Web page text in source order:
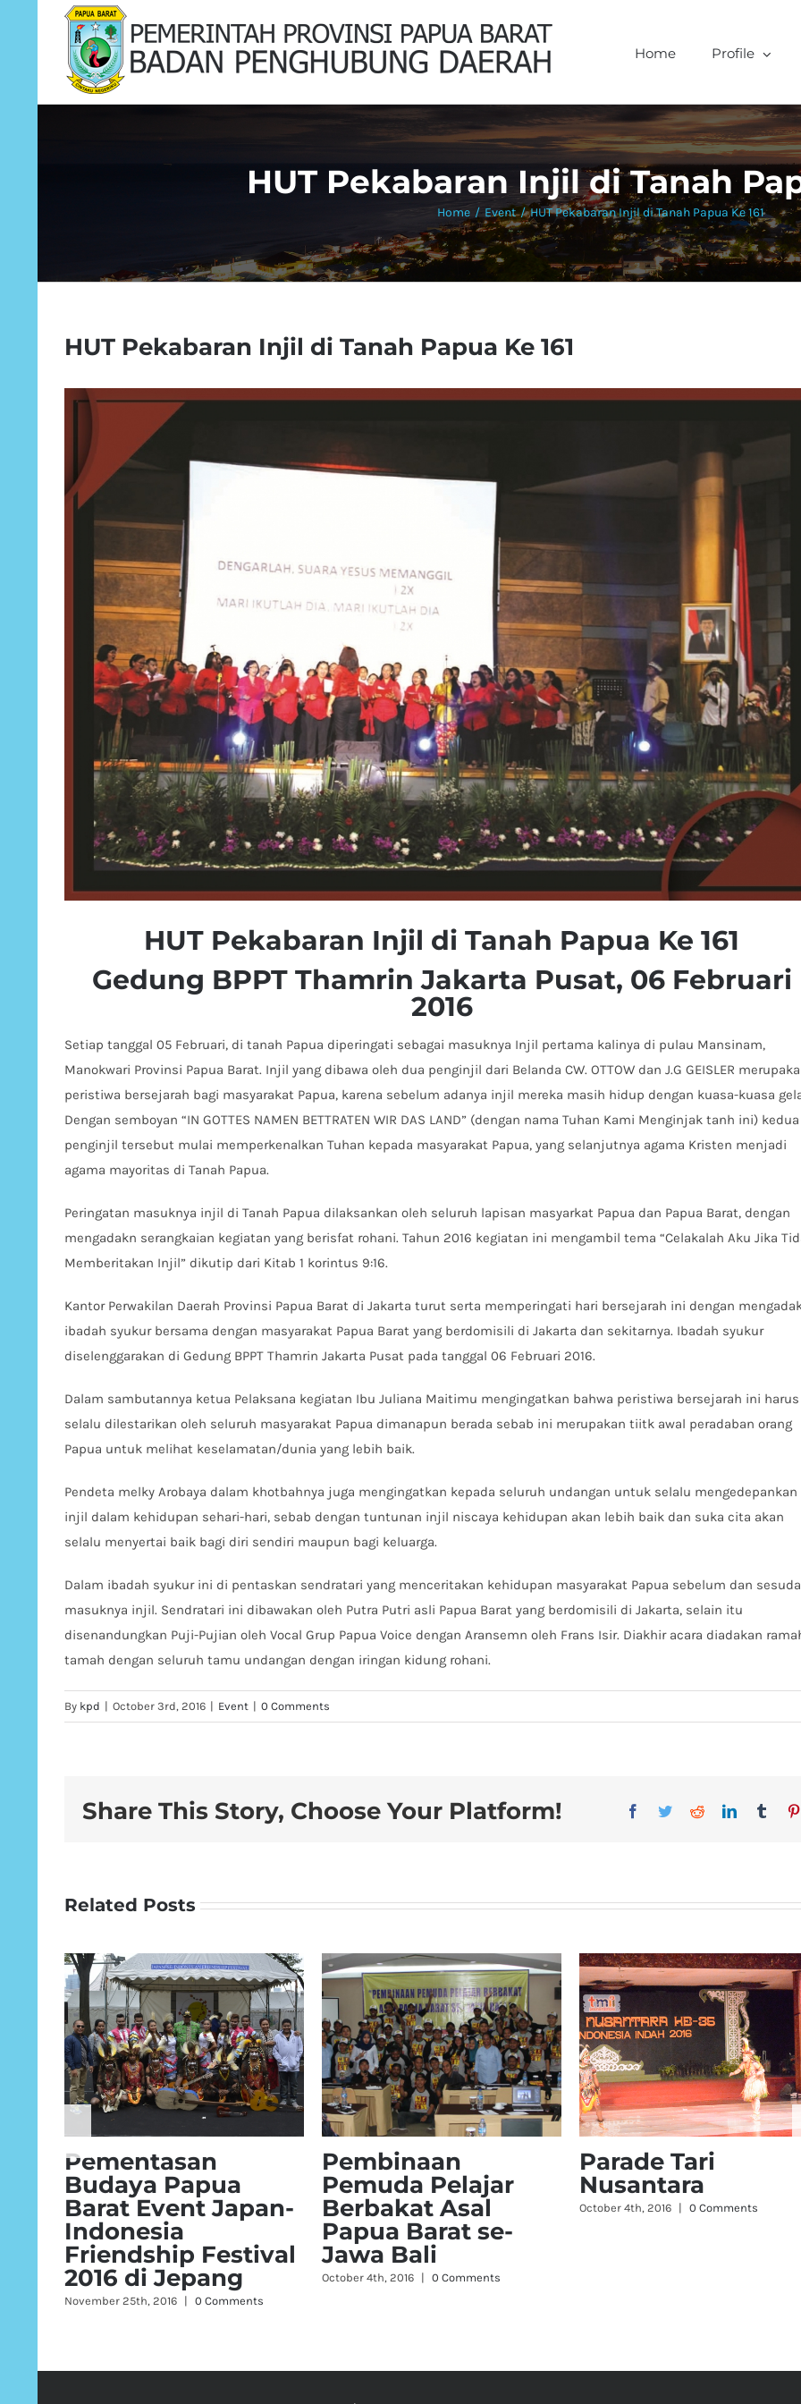
Home Profile
HUT Pekabaran Injil di Tanah
Home / Event / HUT Pekabaran Injil di Tanah Papua Ke 161
HUT Pekabaran Injil di Tanah Papua Ke 161
View
Image
HUT Pekabaran Injil di Tanah Papua Ke 161
Gedung BPPT Thamrin Jakarta Pusat, 06 Februari
2016
Setiap tanggal 05 Februari, di tanah Papua diperingati sebagai masuknya Injil pertama kalinya di pulau Mansinam,
Manokwari Provinsi Papua Barat. Injil yang dibawa oleh dua penginjil dari Belanda CW. OTTOW dan J.G GEISLER
peristiwa bersejarah bagi masyarakat Papua, karena sebelum adanya injil mereka masih hidup dengan kuasa-kuasa
Dengan semboyan “IN GOTTES NAMEN BETTRATEN WIR DAS LAND” (dengan nama Tuhan Kami Menginjak tanh ini) kedua
penginjil tersebut mulai memperkenalkan Tuhan kepada masyarakat Papua, yang selanjutnya agama Kristen menjadi
agama mayoritas di Tanah Papua.
Peringatan masuknya injil di Tanah Papua dilaksankan oleh seluruh lapisan masyarkat Papua dan Papua Barat, dengan
mengadakn serangkaian kegiatan yang berisfat rohani. Tahun 2016 kegiatan ini mengambil tema “Celakalah Aku Jika
Memberitakan Injil” dikutip dari Kitab 1 korintus 9:16.
Kantor Perwakilan Daerah Provinsi Papua Barat di Jakarta turut serta memperingati hari bersejarah ini dengan
ibadah syukur bersama dengan masyarakat Papua Barat yang berdomisili di Jakarta dan sekitarnya. Ibadah syukur
diselenggarakan di Gedung BPPT Thamrin Jakarta Pusat pada tanggal 06 Februari 2016.
Dalam sambutannya ketua Pelaksana kegiatan Ibu Juliana Maitimu mengingatkan bahwa peristiwa bersejarah ini harus
selalu dilestarikan oleh seluruh masyarakat Papua dimanapun berada sebab ini merupakan tiitk awal peradaban orang
Papua untuk melihat keselamatan/dunia yang lebih baik.
Pendeta melky Arobaya dalam khotbahnya juga mengingatkan kepada seluruh undangan untuk selalu mengedepankan
injil dalam kehidupan sehari-hari, sebab dengan tuntunan injil niscaya kehidupan akan lebih baik dan suka cita akan
selalu menyertai baik bagi diri sendiri maupun bagi keluarga.
Dalam ibadah syukur ini di pentaskan sendratari yang menceritakan kehidupan masyarakat Papua sebelum dan
masuknya injil. Sendratari ini dibawakan oleh Putra Putri asli Papua Barat yang berdomisili di Jakarta, selain itu
disenandungkan Puji-Pujian oleh Vocal Grup Papua Voice dengan Aransemn oleh Frans Isir. Diakhir acara diadakan
tamah dengan seluruh tamu undangan dengan iringan kidung rohani.
By kpd | October 3rd, 2016 | Event | 0 Comments
Share This Story, Choose Your Platform! Facebook
TwitterRedditLinkedInTumblr
Related Posts
Jakarta Fair 2016
October 4th, 2016 0 Comments
Pembinaan
Kelompok
Masyarakat se
Jawa Bali
October 4th, 2016 | 0 Comments
Pementasan
Budaya Papua
Barat Event Japan-